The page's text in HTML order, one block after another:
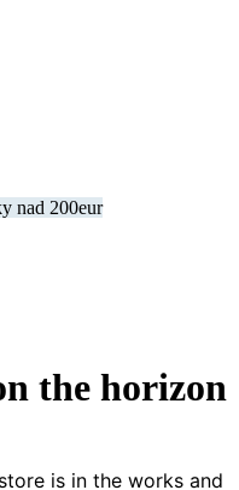
nad 200eur
the horizon
is in the works and